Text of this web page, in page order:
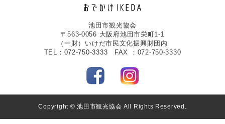
池田市観光協会
〒563-0056 大阪府池田市栄町1-1
（一財）いけだ市民文化振興財団内
TEL：072-750-3333 FAX ：072-750-3330
Copyright © 池田市観光協会 All Rights Reserved.